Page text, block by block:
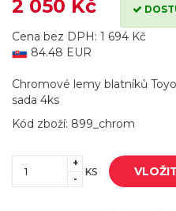
2 050 Kč
Cena bez DPH: 1 694 Kč
84.48 EUR
Chromové lemy blatníků
sada 4ks
Kód zboží: 899_chrom
+
-
KS